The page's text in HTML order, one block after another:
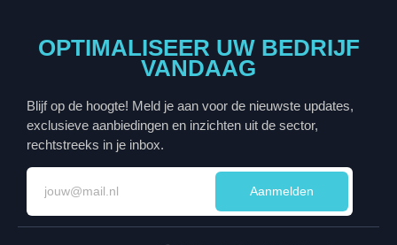
OPTIMALISEER UW BEDRIJF
VANDAAG
Blijf op de hoogte! Meld je aan voor de nieuwste updates,
exclusieve aanbiedingen en inzichten uit de sector,
rechtstreeks in je inbox.
Aanmelden